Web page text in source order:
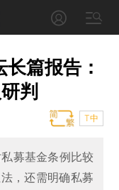
篇报告：
判
T中
募基金条例比较
，还需明确私募